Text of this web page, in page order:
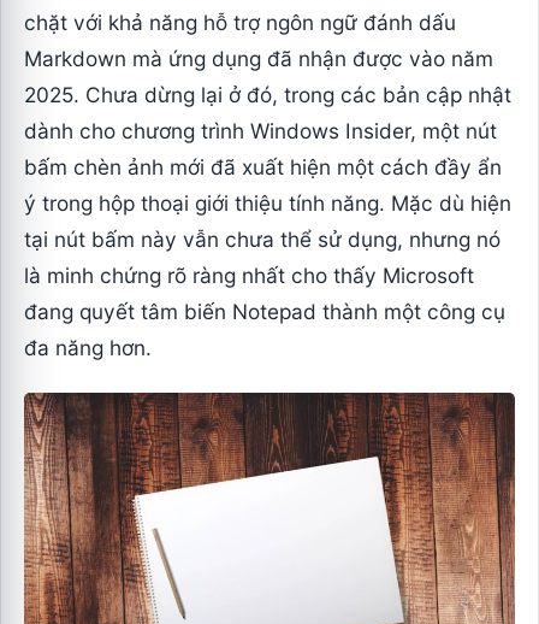
chặt với khả năng hỗ trợ ngôn ngữ đánh dấu
Markdown mà ứng dụng đã nhận được vào năm
2025. Chưa dừng lại ở đó, trong các bản cập nhật
dành cho chương trình Windows Insider, một nút
bấm chèn ảnh mới đã xuất hiện một cách đầy ẩn
ý trong hộp thoại giới thiệu tính năng. Mặc dù hiện
tại nút bấm này vẫn chưa thể sử dụng, nhưng nó
là minh chứng rõ ràng nhất cho thấy Microsoft
đang quyết tâm biến Notepad thành một công cụ
đa năng hơn.